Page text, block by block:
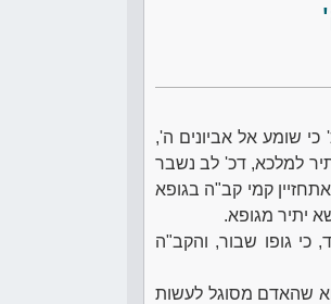
שומע אל אביונים ה',
למלכא, דכ' לב נשבר
קמי קב"ה בגופא
יתיר מגופא.
כי גופו שבור, והקב"ה
שהאדם מסוגל לעשות